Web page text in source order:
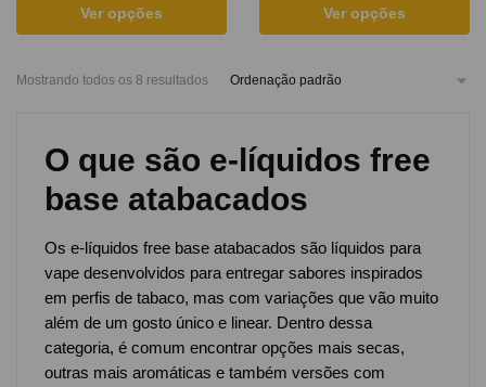
Ver opções Ver opções
Mostrando todos os 8 resultados
O que são e-líquidos free
base atabacados
Os e-líquidos free base atabacados são líquidos para
vape desenvolvidos para entregar sabores inspirados
em perfis de tabaco, mas com variações que vão muito
além de um gosto único e linear. Dentro dessa
categoria, é comum encontrar opções mais secas,
outras mais aromáticas e também versões com